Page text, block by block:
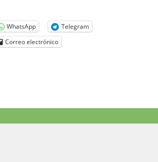
WhatsApp
Telegram
Correo electrónico